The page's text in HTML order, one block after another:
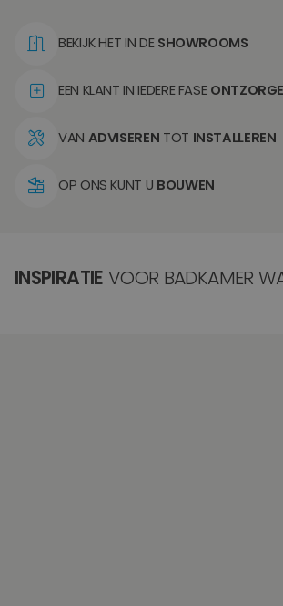
BEKIJK HET IN DE SHOWROOMS
EEN KLANT IN IEDERE FASE
VAN ADVISEREN TOT INSTALLEREN
OP ONS KUNT U BOUWEN
INSPIRATIE VOOR BADKAMER